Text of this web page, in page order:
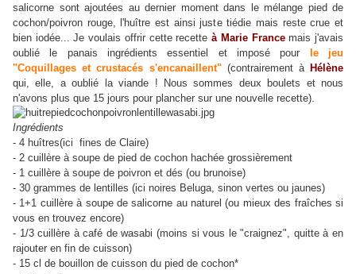
salicorne sont ajoutées au dernier moment dans le mélange pied de
cochon/poivron rouge, l'huître est ainsi juste tiédie mais reste crue et
bien iodée... Je voulais offrir cette recetteà Marie Francemais j'avais
oublié le panais ingrédients essentiel et imposé pour
le jeu
"Coquillages et crustacés s'encanaillent"(contrairement à Hélène
qui, elle, a oublié la viande ! Nous sommes deux boulets et nous
n'avons plus que 15 jours pour plancher sur une nouvelle recette).
Ingrédients
- 4 huîtres(ici fines de Claire)
- 2 cuillère à soupe de pied de cochon hachée grossièrement
- 1 cuillère à soupe de poivron et dés (ou brunoise)
- 30 grammes de lentilles (ici noires Beluga, sinon vertes ou jaunes)
- 1+1 cuillère à soupe de salicorne au naturel (ou mieux des fraîches si
vous en trouvez encore)
- 1/3 cuillère à café de wasabi (moins si vous le "craignez", quitte à en
rajouter en fin de cuisson)
- 15 cl de bouillon de cuisson du pied de cochon*